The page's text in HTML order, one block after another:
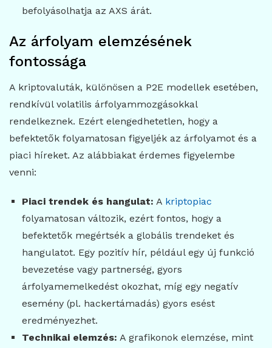
befolyásolhatja az AXS árát.
Az árfolyam elemzésének
fontossága
A kriptovaluták, különösen a P2E modellek esetében,
rendkívül volatilis árfolyammozgásokkal
rendelkeznek. Ezért elengedhetetlen, hogy a
befektetők folyamatosan figyeljék az árfolyamot és a
piaci híreket. Az alábbiakat érdemes figyelembe
venni:
Piaci trendek és hangulat: A kriptopiac
folyamatosan változik, ezért fontos, hogy a
befektetők megértsék a globális trendeket és
hangulatot. Egy pozitív hír, például egy új funkció
bevezetése vagy partnerség, gyors
árfolyamemelkedést okozhat, míg egy negatív
esemény (pl. hackertámadás) gyors esést
eredményezhet.
Technikai elemzés: A grafikonok elemzése, mint